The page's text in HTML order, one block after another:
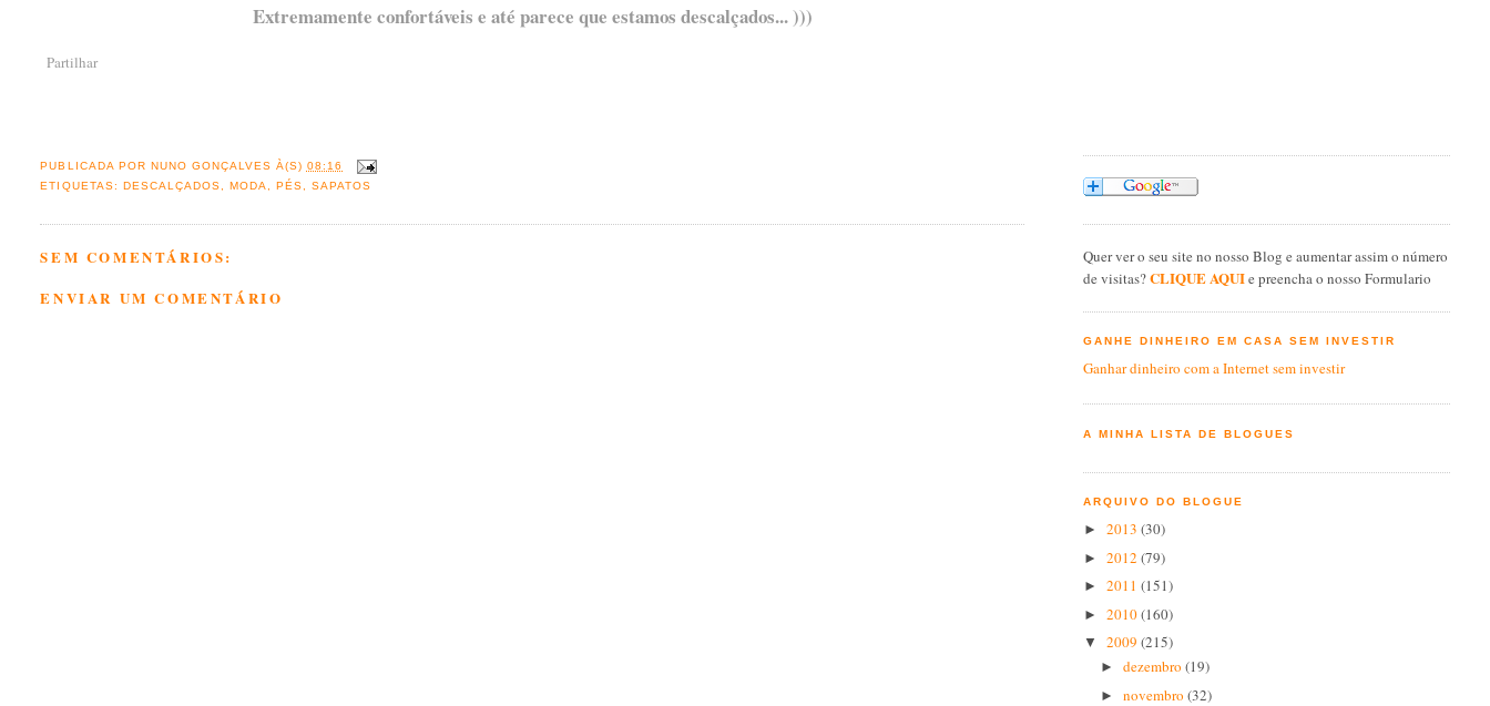
Extremamente confortáveis e até parece que estamos descalçados... )))
Partilhar
PUBLICADA POR NUNO GONÇALVES À(S) 08:16
ETIQUETAS: DESCALÇADOS, MODA, PÉS, SAPATOS
SEM COMENTÁRIOS:
ENVIAR UM COMENTÁRIO
Quer ver o seu site no nosso Blog e aumentar assim o número
de visitas?CLIQUE AQUIe preencha o nosso Formulario
GANHE DINHEIRO EM CASA SEM INVESTIR
Ganhar dinheiro com a Internet sem investir
A MINHA LISTA DE BLOGUES
ARQUIVO DO BLOGUE
► 2013 (30)
► 2012 (79)
► 2011 (151)
► 2010(160)
▼ 2009 (215)
►dezembro(19)
►novembro(32)